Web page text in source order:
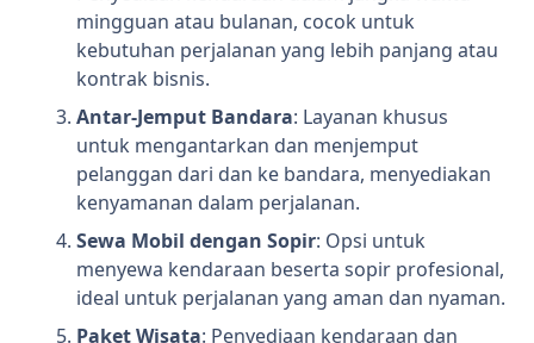
mingguan atau bulanan, cocok untuk
kebutuhan perjalanan yang lebih panjang atau
kontrak bisnis.
Antar-Jemput Bandara: Layanan khusus
untuk mengantarkan dan menjemput
pelanggan dari dan ke bandara, menyediakan
kenyamanan dalam perjalanan.
Sewa Mobil dengan Sopir: Opsi untuk
menyewa kendaraan beserta sopir profesional,
ideal untuk perjalanan yang aman dan nyaman.
Paket Wisata: Penyediaan kendaraan dan